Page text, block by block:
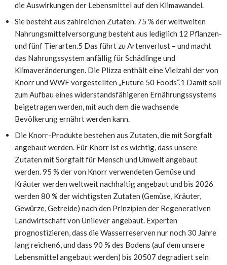
die Auswirkungen der Lebensmittel auf den Klimawandel.
Sie besteht aus zahlreichen Zutaten. 75 % der weltweiten
Nahrungsmittelversorgung besteht aus lediglich 12 Pflanzen-
und fünf Tierarten.5 Das führt zu Artenverlust – und macht
das Nahrungssystem anfällig für Schädlinge und
Klimaveränderungen. Die Plizza enthält eine Vielzahl der von
Knorr und WWF vorgestellten „Future 50 Foods“.1 Damit soll
zum Aufbau eines widerstandsfähigeren Ernährungssystems
beigetragen werden, mit auch dem die wachsende
Bevölkerung ernährt werden kann.
Die Knorr-Produkte bestehen aus Zutaten, die mit Sorgfalt
angebaut werden. Für Knorr ist es wichtig, dass unsere
Zutaten mit Sorgfalt für Mensch und Umwelt angebaut
werden. 95 % der von Knorr verwendeten Gemüse und
Kräuter werden weltweit nachhaltig angebaut und bis 2026
werden 80 % der wichtigsten Zutaten (Gemüse, Kräuter,
Gewürze, Getreide) nach den Prinzipien der Regenerativen
Landwirtschaft von Unilever angebaut. Experten
prognostizieren, dass die Wasserreserven nur noch 30 Jahre
lang reichen6, und dass 90 % des Bodens (auf dem unsere
Lebensmittel angebaut werden) bis 20507 degradiert sein